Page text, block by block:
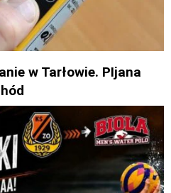
w Tarłowie. PIjana